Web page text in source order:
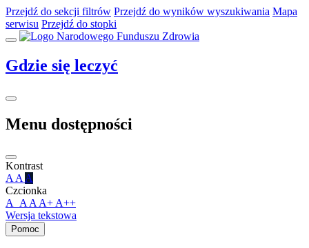
Przejdź do sekcji filtrów Przejdź do wyników wyszukiwania Mapa
serwisu Przejdź do stopki
Gdzie się leczyć
Menu dostępności
Kontrast
A A A
Czcionka
A_A A A+ A++
Wersja tekstowa
Pomoc